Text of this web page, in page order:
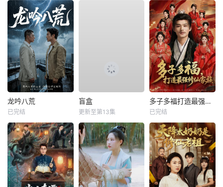
龙吟八荒
已完结
盲盒
更新至第13集
多子多福打造最强修仙家族
已完结